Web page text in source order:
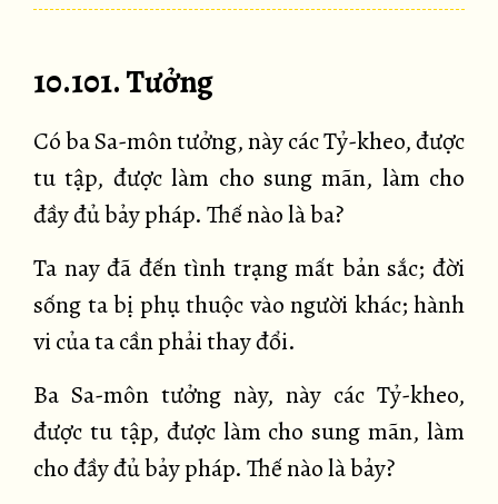
10.101. Tưởng
Có ba Sa-môn tưởng, này các Tỷ-kheo, được
tu tập, được làm cho sung mãn, làm cho
đầy đủ bảy pháp. Thế nào là ba?
Ta nay đã đến tình trạng mất bản sắc; đời
sống ta bị phụ thuộc vào người khác; hành
vi của ta cần phải thay đổi.
Ba Sa-môn tưởng này, này các Tỷ-kheo,
được tu tập, được làm cho sung mãn, làm
cho đầy đủ bảy pháp. Thế nào là bảy?